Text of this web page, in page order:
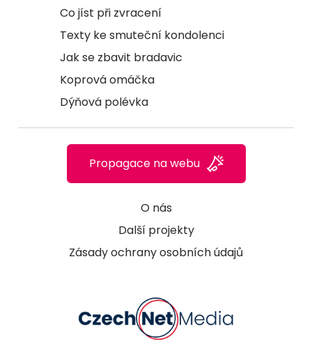
Co jíst při zvracení
Texty ke smuteční kondolenci
Jak se zbavit bradavic
Koprová omáčka
Dýňová polévka
O nás
Další projekty
Zásady ochrany osobních údajů
Propagace na webu